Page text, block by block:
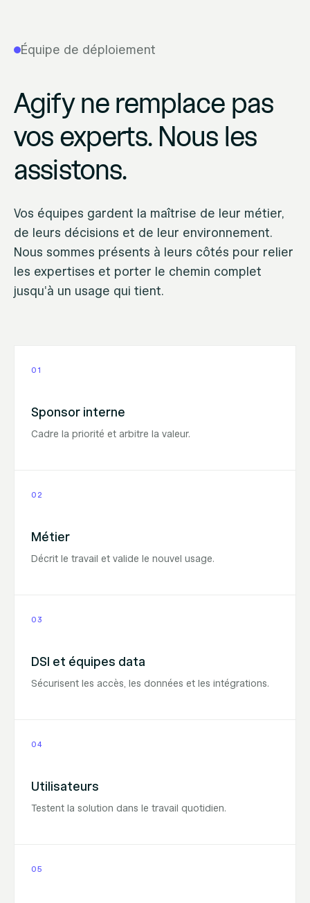
Équipe de déploiement
Agify ne remplace pas
vos experts. Nous les
assistons.
Vos équipes gardent la maîtrise de leur métier,
de leurs décisions et de leur environnement.
Nous sommes présents à leurs côtés pour relier
les expertises et porter le chemin complet
jusqu'à un usage qui tient.
01
Sponsor interne
Cadre la priorité et arbitre la valeur.
02
Métier
Décrit le travail et valide le nouvel usage.
03
DSI et équipes data
Sécurisent les accès, les données et les intégrations.
04
Utilisateurs
Testent la solution dans le travail quotidien.
05